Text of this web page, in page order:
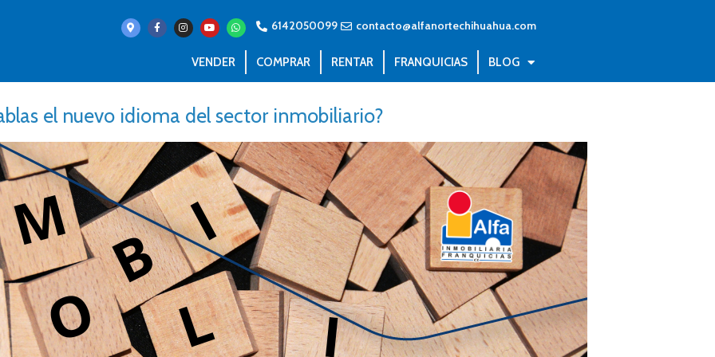
6142050099 contacto@alfanortechihuahua.com
VENDER COMPRAR RENTAR FRANQUICIAS BLOG
el nuevo idioma del sector inmobiliario?